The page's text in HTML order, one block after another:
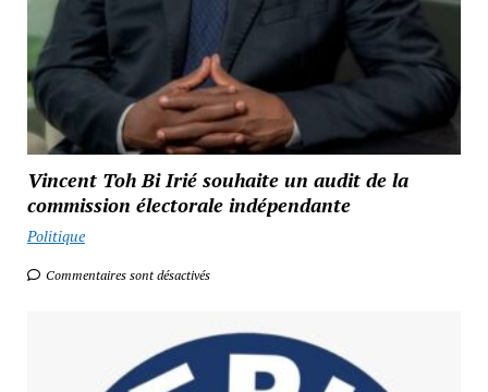
Vincent Toh Bi Irié souhaite un audit de la
commission électorale indépendante
Politique
Commentaires sont désactivés